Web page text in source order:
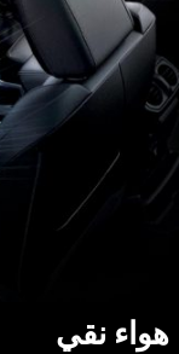
هواء نقي